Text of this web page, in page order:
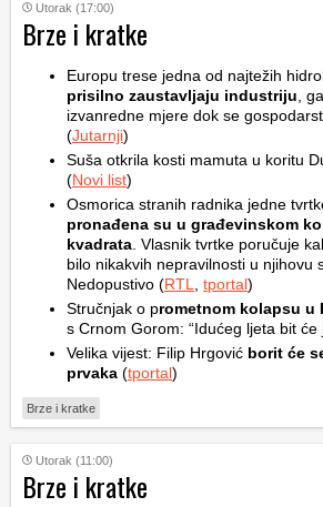
Utorak (17:00)
Brze i kratke
Europu trese jedna od najtežih
prisilno zaustavljaju industriju ,
izvanredne mjere dok se
(Jutarnji)
Suša otkrila kosti mamuta u koritu
(Novi list)
Osmorica stranih radnika jedne
pronađena su u građevinskom
kvadrata . Vlasnik tvrtke poručuje
bilo nikakvih nepravilnosti u njihovu
Nedopustivo (RTL tportal)
Stručnjak o prometnom kolapsu u
s Crnom Gorom: “Idućeg ljeta bit će
Velika vijest: Filip Hrgović borit će
prvaka (tportal)
Brze i kratke
Utorak (11:00)
Brze i kratke